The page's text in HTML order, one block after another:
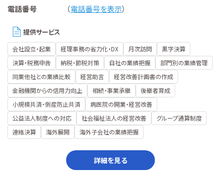
電話番号 （電話番号を表示）
提供サービス
会社設立・起業 経理事務の省力化・DX 月次訪問
黒字決算
決算・税務申告
納税・節税対策 自社の業績把握
部門別の業績管理
同業他社との業績比較
経営助言
経営改善計画書の作成
金融機関からの信用力向上
相続・事業承継
後継者育成
小規模共済・倒産防止共済
病医院の開業・経営改善
公益法人制度への対応
社会福祉法人の経営改善
グループ通算制度
連結決算
海外展開 海外子会社の業績把握
詳細を見る